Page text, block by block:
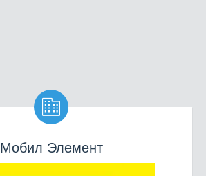

Мобил Элемент